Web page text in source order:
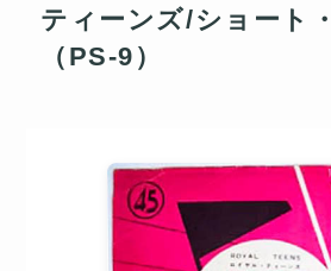
ティーンズ/ショート
（PS-9）